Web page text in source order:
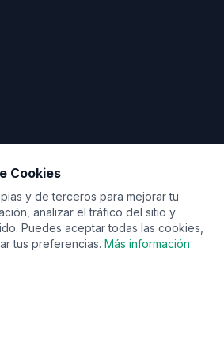
Todos los derechos reservados.
Cookies
y de terceros para mejorar tu
analizar el tráfico del sitio y
Puedes aceptar todas las cookies,
tus preferencias. Más información